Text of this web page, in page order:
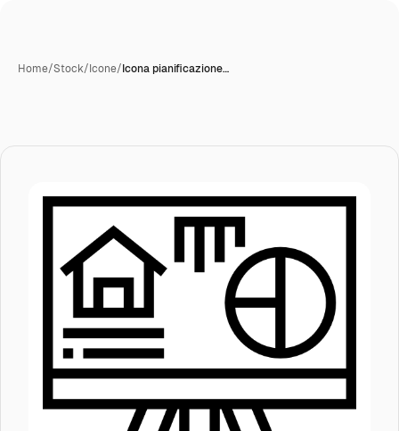
Home/Stock/Icone/Icona pianificazione…